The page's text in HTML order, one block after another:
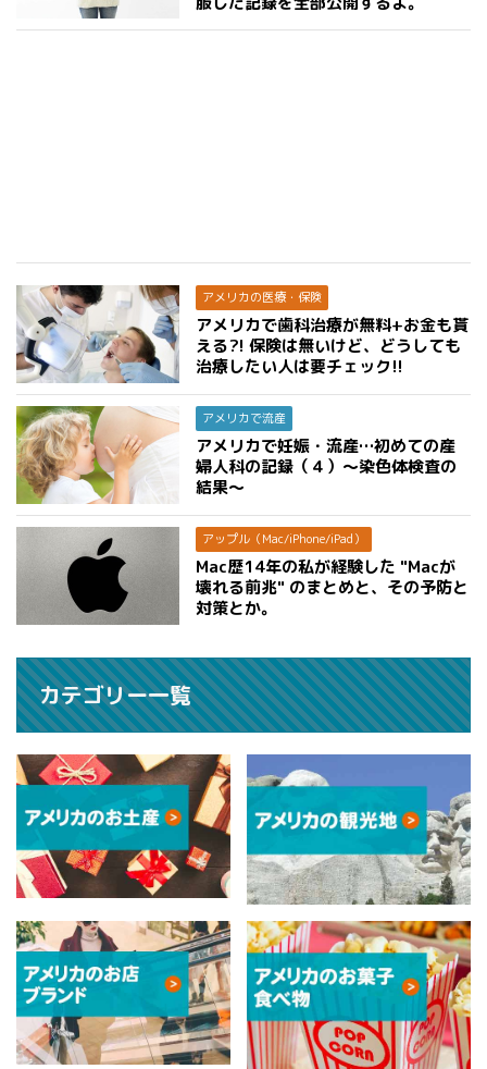
アメリカの医療・保険
アメリカで歯科治療が無料+お金も貰
える?! 保険は無いけど、どうしても
治療したい人は要チェック!!
アメリカで流産
アメリカで妊娠・流産…初めての産
婦人科の記録（４）〜染色体検査の
結果〜
アップル（Mac/iPhone/iPad）
Mac歴14年の私が経験した "Macが
壊れる前兆" のまとめと、その予防と
対策とか。
カテゴリー一覧